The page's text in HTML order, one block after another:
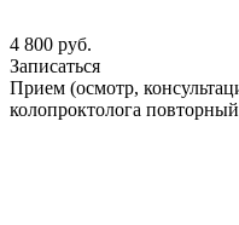
4 800 руб.
Записаться
Прием (осмотр,
колопроктолога повторный